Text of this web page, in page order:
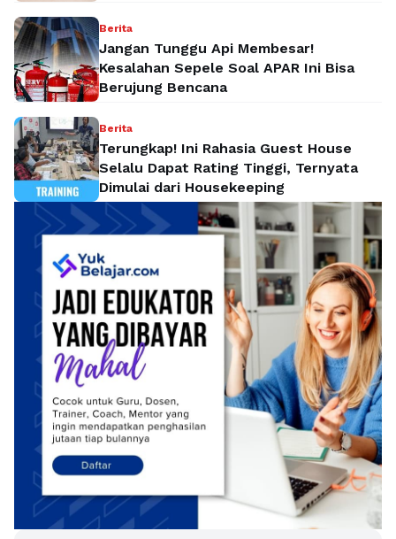
Berita
Jangan Tunggu Api Membesar!
Kesalahan Sepele Soal APAR Ini Bisa
Berujung Bencana
Berita
Terungkap! Ini Rahasia Guest House
Selalu Dapat Rating Tinggi, Ternyata
Dimulai dari Housekeeping